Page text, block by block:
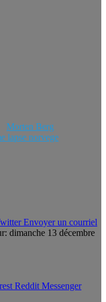
Morten Berg
lapse norvege
Envoyer un courriel
dimanche 13 décembre
Reddit Messenger